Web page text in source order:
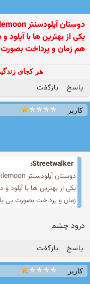
دوستان آپلودسنتر Filemoon را حتما چک کنید.
یکی از بهترین ها با آپلود
هم زمان و پرداخت
هر کجای
پاسخ بازگفت
کاربر
Streetwalker:
دوستان آپلودسنتر Filemoon را حتما چک کنید.
یکی از بهترین ها با آپلود و
زمان و پرداخت بصورت پی
درود چشم
پاسخ بازگفت
کاربر